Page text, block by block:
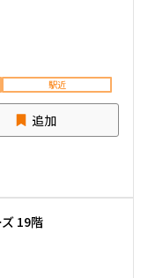
駅近
追加
19階